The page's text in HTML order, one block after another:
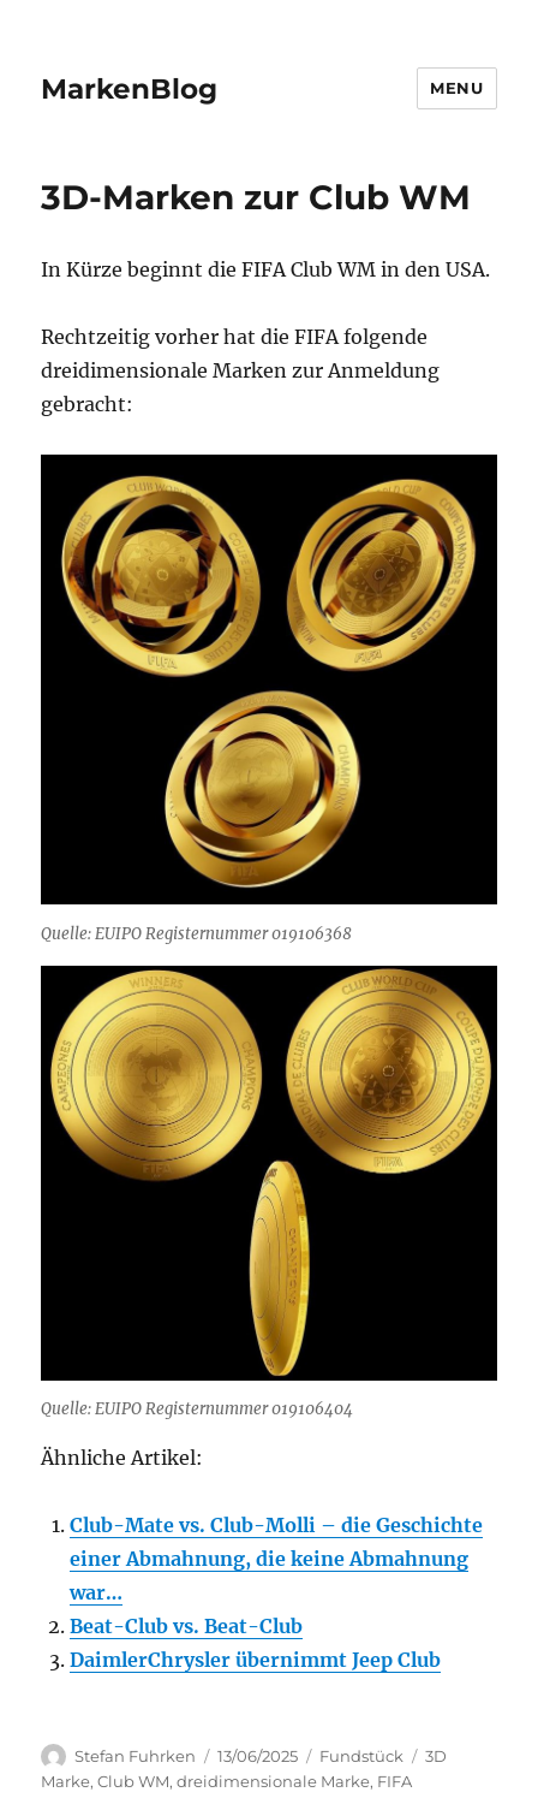
MarkenBlog MENU
3D-Marken zur Club WM
In Kürze beginnt die FIFA Club WM in den USA.
Rechtzeitig vorher hat die FIFA folgende
dreidimensionale Marken zur Anmeldung
gebracht:
Quelle: EUIPO Registernummer 019106368
Quelle: EUIPO Registernummer 019106404
Ähnliche Artikel:
Club-Mate vs. Club-Molli – die Geschichte
einer Abmahnung, die keine Abmahnung
war…
Beat-Club vs. Beat-Club
DaimlerChrysler übernimmt Jeep Club
Author
Stefan Fuhrken
Posted
on
13/06/2025 Categories
Fundstück Tags
3D
Marke,Club WM,dreidimensionale Marke, FIFA